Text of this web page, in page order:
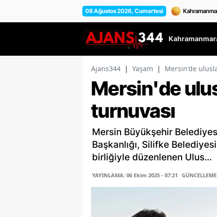
08 Ağustos 2026, Cumartesi
Ajans344 | Yaşam | Mersin'de
Mersin'de
turnuvası
Mersin Büyükşehir
Başkanlığı, Silifke
birliğiyle düzenlenen Ulus...
YAYINLAMA: 06 Ekim 2025 - 07:21